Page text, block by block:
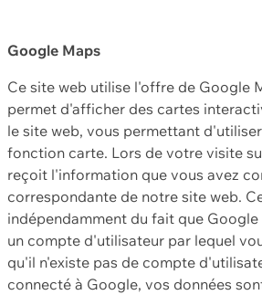
Google Maps
Ce site web utilise l'offre de Google
permet d'afficher des cartes
le site web, vous permettant
fonction carte. Lors de votre visite
reçoit l'information que vous avez
correspondante de notre site web.
indépendamment du fait que
un compte d'utilisateur par lequel
qu'il n'existe pas de compte
connecté à Google, vos données